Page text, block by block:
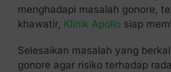
menghadapi masalah gonore,
khawatir, Klinik Apollo siap
Selesaikan masalah yang
gonore agar risiko terhadap